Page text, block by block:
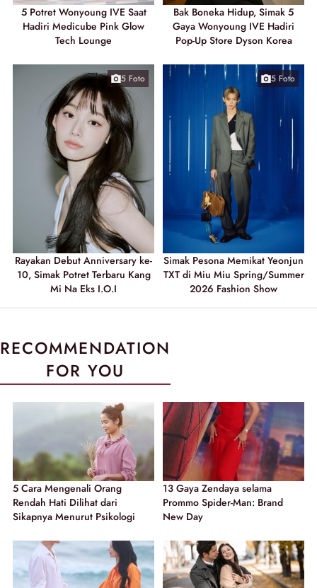
5 Potret Wonyoung IVE Saat
Hadiri Medicube Pink Glow
Tech Lounge
Bak Boneka Hidup, Simak 5
Gaya Wonyoung IVE Hadiri
Pop-Up Store Dyson Korea
5 Foto
Rayakan Debut Anniversary ke-
10, Simak Potret Terbaru Kang
Mi Na Eks I.O.I
5 Foto
Simak Pesona Memikat Yeonjun
TXT di Miu Miu Spring/Summer
2026 Fashion Show
RECOMMENDATION
FOR YOU
5 Cara Mengenali Orang
Rendah Hati Dilihat dari
Sikapnya Menurut Psikologi
13 Gaya Zendaya selama
Prommo Spider-Man: Brand
New Day